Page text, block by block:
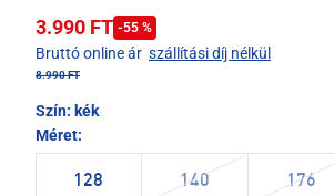
3.990 FT -55 %
Bruttó online ár szállítási díj nélkül
8.990 FT
Szín: kék
Méret:
128 140 176